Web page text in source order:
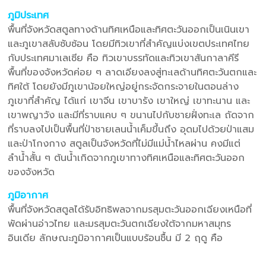
ภูมิประเทศ
พื้นที่จังหวัดสตูลทางด้านทิศเหนือและทิศตะวันออกเป็นเนินเขา
และภูเขาสลับซับซ้อน โดยมีทิวเขาที่สำคัญแบ่งเขตประเทศไทย
กับประเทศมาเลเซีย คือ ทิวเขาบรรทัดและทิวเขาสันกาลาคีรี
พื้นที่ของจังหวัดค่อย ๆ ลาดเอียงลงสู่ทะเลด้านทิศตะวันตกและ
ทิศใต้ โดยยังมีภูเขาน้อยใหญ่อยู่กระจัดกระจายในตอนล่าง
ภูเขาที่สำคัญ ได้แก่ เขาจีน เขาบารัง เขาใหญ่ เขาทะนาน และ
เขาพญาวัง และมีที่ราบแคบ ๆ ขนานไปกับชายฝั่งทะเล ถัดจาก
ที่ราบลงไปเป็นพื้นที่ป่าชายเลนน้ำเค็มขึ้นถึง อุดมไปด้วยป่าแสม
และป่าโกงกาง สตูลเป็นจังหวัดที่ไม่มีแม่น้ำไหลผ่าน คงมีแต่
ลำน้ำสั้น ๆ ต้นน้ำเกิดจากภูเขาทางทิศเหนือและทิศตะวันออก
ของจังหวัด
ภูมิอากาศ
พื้นที่จังหวัดสตูลได้รับอิทธิพลจากมรสุมตะวันออกเฉียงเหนือที่
พัดผ่านอ่าวไทย และมรสุมตะวันตกเฉียงใต้จากมหาสมุทร
อินเดีย ลักษณะภูมิอากาศเป็นแบบร้อนชื้น มี 2 ฤดู คือ